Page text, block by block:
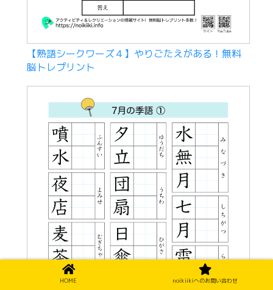
【熟語シークワーズ４】やりごたえがある！無料
脳トレプリント
HOME noikiikiへのお問い合わせ